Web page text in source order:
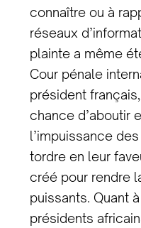
connaître ou à
réseaux
plainte a même
Cour pénale
président
chance d’aboutir
l’impuissance
tordre en leur
créé pour rendre
puissants. Quant
présidents